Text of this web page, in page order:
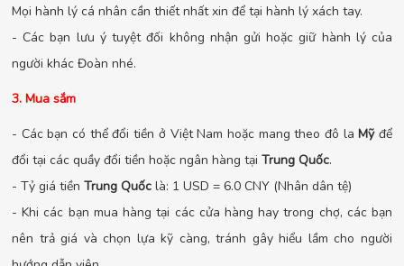
Mọi hành lý cá nhân cần thiết nhất xin để tại hành lý xách tay.
- Các bạn lưu ý tuyệt đối không nhận gửi hoặc giữ hành lý của
người khác Đoàn nhé.
3. Mua sắm
- Các bạn có thể đổi tiền ở Việt Nam hoặc mang theo đô laMỹđể
đổi tại các quầy đổi tiền hoặc ngân hàng tại Trung Quốc.
- Tỷ giá tiền Trung Quốc là: 1 USD = 6.0 CNY (Nhân dân tệ)
- Khi các bạn mua hàng tại các cửa hàng hay trong chợ, các bạn
nên trả giá và chọn lựa kỹ càng, tránh gây hiểu lầm cho người